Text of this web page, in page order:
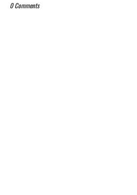
0 Comments